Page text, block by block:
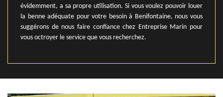
évidemment, a sa propre utilisation. Si vous voulez pouvoir louer
la benne adéquate pour votre besoin à Benifontaine, nous vous
suggérons de nous faire confiance chez Entreprise Marin pour
vous octroyer le service que vous recherchez.